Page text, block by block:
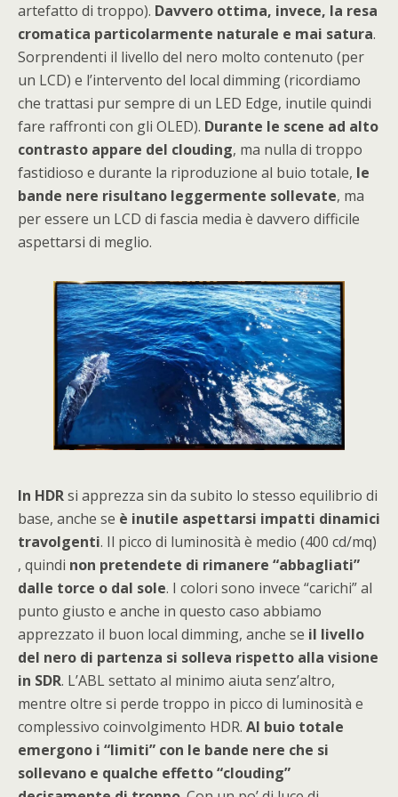
artefatto di troppo). Davvero ottima, invece, la resa
cromatica particolarmente naturale e mai satura.
Sorprendenti il livello del nero molto contenuto (per
un LCD) e l’intervento del local dimming (ricordiamo
che trattasi pur sempre di un LED Edge, inutile quindi
fare raffronti con gli OLED). Durante le scene ad alto
contrasto appare del clouding, ma nulla di troppo
fastidioso e durante la riproduzione al buio totale, le
bande nere risultano leggermente sollevate, ma
per essere un LCD di fascia media è davvero difficile
aspettarsi di meglio.
In HDRsi apprezza sin da subito lo stesso equilibrio di
base, anche se è inutile aspettarsi impatti dinamici
travolgenti. Il picco di luminosità è medio (400 cd/mq)
, quindi non pretendete di rimanere “abbagliati”
dalle torce o dal sole. I colori sono invece “carichi” al
punto giusto e anche in questo caso abbiamo
apprezzato il buon local dimming, anche se il livello
del nero di partenza si solleva rispetto alla visione
in SDR. L’ABL settato al minimo aiuta senz’altro,
mentre oltre si perde troppo in picco di luminosità e
complessivo coinvolgimento HDR. Al buio totale
emergono i “limiti” con le bande nere che si
sollevano e qualche effetto “clouding”